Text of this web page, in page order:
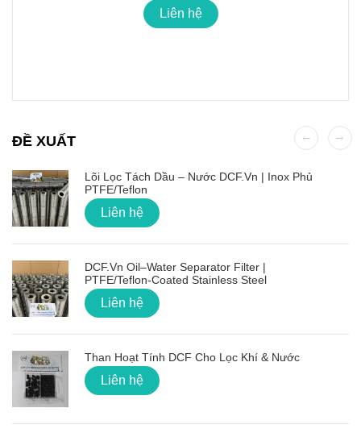
Liên hệ
ĐỀ XUẤT
Lõi Lọc Tách Dầu – Nước DCF.vn | Inox Phủ
PTFE/Teflon
Liên hệ
DCF.vn Oil–Water Separator Filter |
PTFE/Teflon‑Coated Stainless Steel
Liên hệ
Than Hoạt Tính DCF Cho Lọc Khí & Nước
Liên hệ